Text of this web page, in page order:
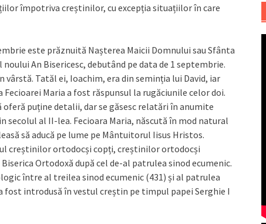
împotriva creștinilor, cu excepția situațiilor în care
este prăznuită Nașterea Maicii Domnului sau Sfânta
An Bisericesc, debutând pe data de 1 septembrie.
Tatăl ei, Ioachim, era din seminția lui David, iar
Fecioarei Maria a fost răspunsul la rugăciunile celor doi.
puține detalii, dar se găsesc relatări în anumite
secolul al II-lea. Fecioara Maria, născută în mod natural
să aducă pe lume pe Mântuitorul Iisus Hristos.
creștinilor ortodocși copți, creștinilor ortodocși
Ortodoxă după cel de-al patrulea sinod ecumenic.
între al treilea sinod ecumenic (431) și al patrulea
fost introdusă în vestul creștin pe timpul papei Serghie I